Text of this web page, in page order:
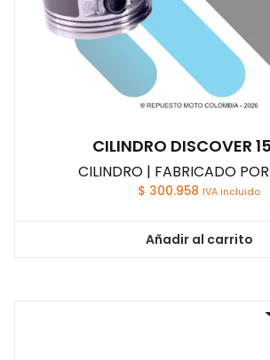
CILINDRO DISCOVER
CILINDRO | FABRICADO
$ 300.958 IVA incluido
Añadir al carrito